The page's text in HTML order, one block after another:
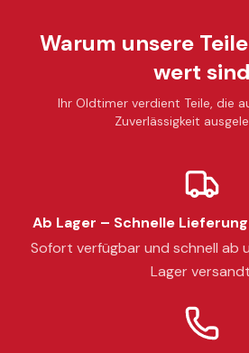
Warum unsere
wert sind
Ihr Oldtimer verdient Teile, die
Zuverlässigkeit
Ab Lager – Schnelle
Sofort verfügbar und schnell ab
Lager